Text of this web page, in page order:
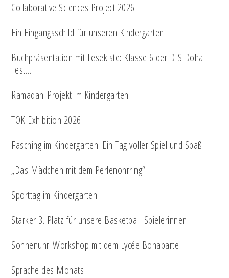
Collaborative Sciences Project 2026
Ein Eingangsschild für unseren Kindergarten
Buchpräsentation mit Lesekiste: Klasse 6 der DIS Doha
liest…
Ramadan-Projekt im Kindergarten
TOK Exhibition 2026
Fasching im Kindergarten: Ein Tag voller Spiel und Spaß!
„Das Mädchen mit dem Perlenohrring“
Sporttag im Kindergarten
Starker 3. Platz für unsere Basketball-Spielerinnen
Sonnenuhr-Workshop mit dem Lycée Bonaparte
Sprache des Monats